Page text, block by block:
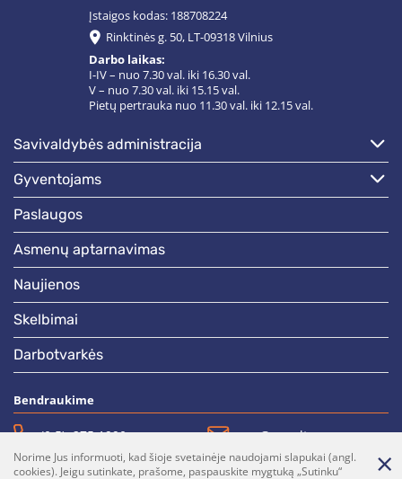
Įstaigos kodas: 188708224
Rinktinės g. 50, LT-09318 Vilnius
Darbo laikas:
I-IV – nuo 7.30 val. iki 16.30 val.
V – nuo 7.30 val. iki 15.15 val.
Pietų pertrauka nuo 11.30 val. iki 12.15 val.
savivaldybės administracija
gyventojams
paslaugos
asmenų aptarnavimas
naujienos
skelbimai
darbotvarkės
Bendraukime
(0 5)  275 1990 vrsa@vrsa.lt
Facebook Youtube
Norime Jus informuoti, kad šioje svetainėje naudojami slapukai (angl.
cookies). Jeigu sutinkate, prašome, paspauskite mygtuką „Sutinku“